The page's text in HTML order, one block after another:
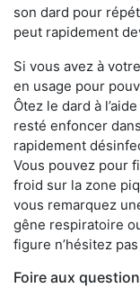
son dard pour
peut rapidement
Si vous avez à
en usage pour
Ôtez le dard à
resté enfoncer
rapidement
Vous pouvez pour
froid sur la zone
vous remarquez
gêne respiratoire
figure n’hésitez
Foire aux